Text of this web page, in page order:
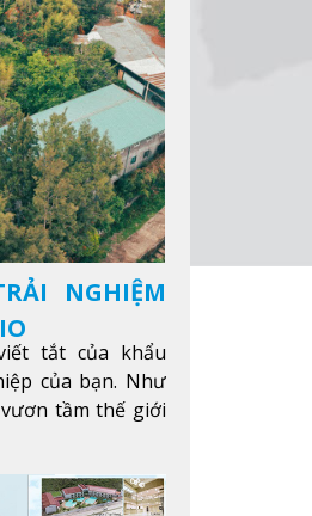
NGHIỆM
tắt của khẩu
của bạn. Như
tầm thế giới